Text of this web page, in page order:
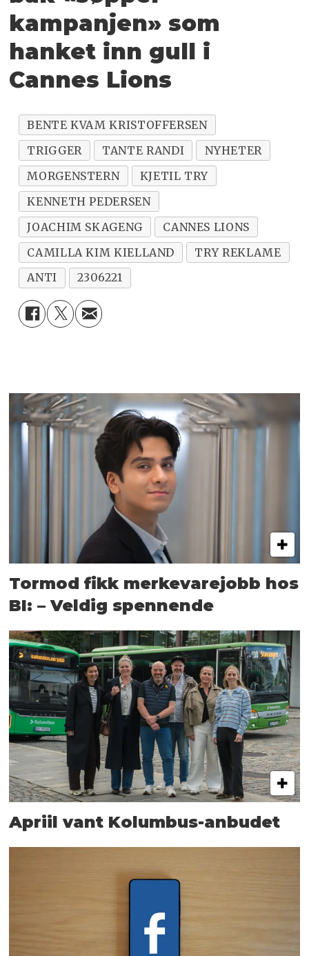
kampanjen» som
hanket inn gull i
Cannes Lions
BENTE KVAM KRISTOFFERSEN
TRIGGER
TANTE RANDI
NYHETER
MORGENSTERN
KJETIL TRY
KENNETH PEDERSEN
JOACHIM SKAGENG
CANNES LIONS
CAMILLA KIM KIELLAND
TRY REKLAME
ANTI
2306221
Tormod fikk merkevarejobb hos
BI: – Veldig spennende
Apriil vant Kolumbus-anbudet